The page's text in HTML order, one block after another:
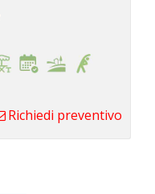
Richiedi preventivo